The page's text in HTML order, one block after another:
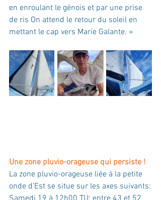
en enroulant le génois et par une prise
de ris On attend le retour du soleil en
mettant le cap vers Marie Galante. »
Une zone pluvio-orageuse qui persiste !
La zone pluvio-orageuse liée à la petite
onde d’Est se situe sur les axes suivants: